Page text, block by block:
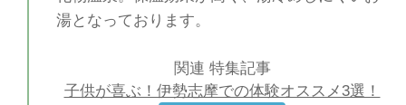
湯となっております。
関連 特集記事
子供が喜ぶ！伊勢志摩での体験オススメ3選！